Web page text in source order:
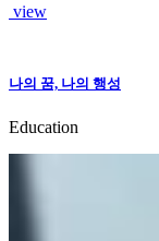
view
나의 꿈, 나의 행성
Education